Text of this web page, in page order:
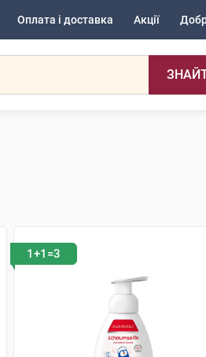
Оплата і доставка Акції
1+1=3